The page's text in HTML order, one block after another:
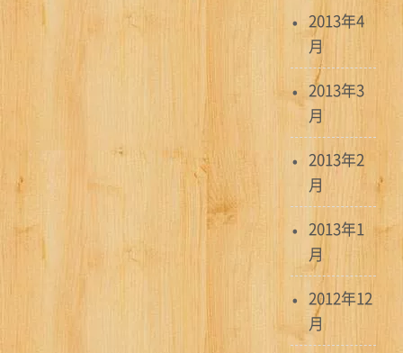
2013年4
月
2013年3
月
2013年2
月
2013年1
月
2012年12
月